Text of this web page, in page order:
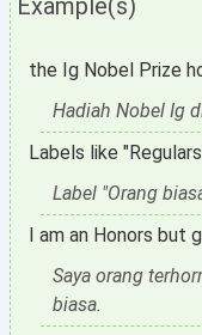
Example(s)
the Ig Nobel Prize
Hadiah Nobel Ig
Labels like
Label "Orang
I am an Honors but
Saya orang
biasa.